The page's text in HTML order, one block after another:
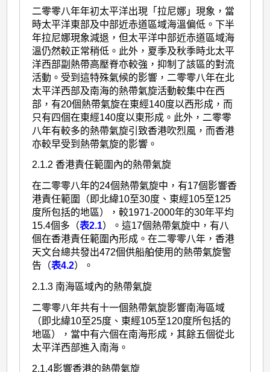
二零零八年年初太平洋出現「拉尼娜」現象，當
時太平洋東部及中部近赤道區域海溫偏低。下半
年拉尼娜現象減退，但太平洋中部近赤道區域海
溫仍然較正常稍低。此外，夏季及秋季時北太平
洋西部副熱帶高壓脊亦較強，抑制了該區的對流
活動。受到這特殊氣候的影響，二零零八年在北
太平洋西部及南海的熱帶氣旋活動較集中在西
部，有20個熱帶氣旋在東經140度以西形成，而
只有四個在東經140度以東形成。此外，二零零
八年有較多的熱帶氣旋引致香港吹烈風，而香港
亦較早受到熱帶氣旋的影響。
2.1.2 香港責任範圍內的熱帶氣旋
在二零零八年的24個熱帶氣旋中，有17個影響香
港責任範圍（即北緯10至30度、東經105至125
度所包括的地區），較1971-2000年的30年平均
15.4個多（表2.1）。這17個熱帶氣旋中，有八
個在香港責任範圍內形成。在二零零八年，香港
天文台總共發出472個供船舶使用的熱帶氣旋警
告（表4.2）。
2.1.3 南海區域內的熱帶氣旋
二零零八年共有十一個熱帶氣旋影響南海區域
（即北緯10至25度、東經105至120度所包括的
地區），當中有六個在南海形成，其餘五個從北
太平洋西部進入南海。
2.1.4影響香港的熱帶氣旋